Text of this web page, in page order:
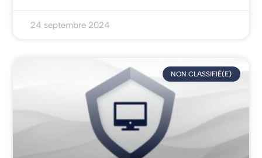
24 septembre 2024
NON CLASSIFIÉ(E)